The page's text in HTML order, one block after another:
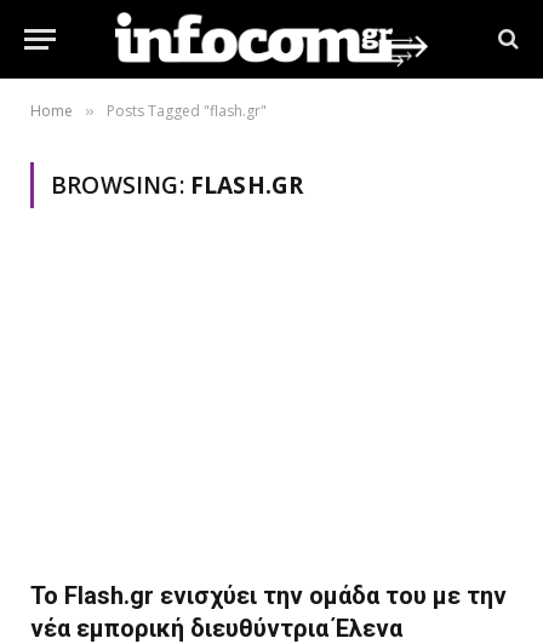
Home » Posts Tagged "flash.gr"
BROWSING: FLASH.GR
To Flash.gr ενισχύει την ομάδα του με την
νέα εμπορική διευθύντρια Έλενα